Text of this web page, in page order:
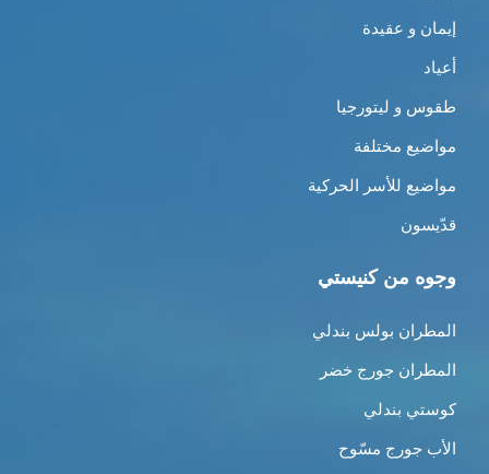
إيمان و عقيدة
أعياد
طقوس و ليتورجيا
مواضيع مختلفة
مواضيع للأسر الحركية
قدّيسون
وجوه من كنيستي
المطران بولس بندلي
المطران جورج خضر
كوستي بندلي
الأب جورج مسّوح